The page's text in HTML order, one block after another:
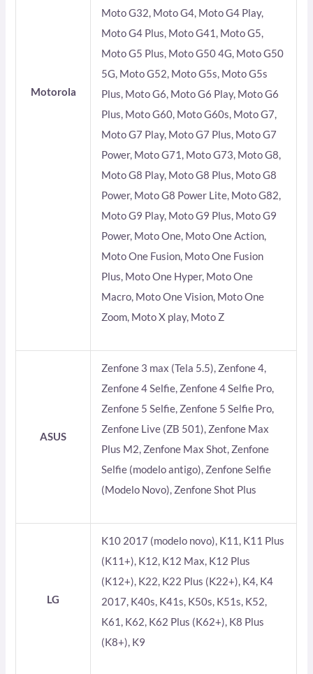
Motorola
Moto G32, Moto G4, Moto G4 Play,
Moto G4 Plus, Moto G41, Moto G5,
Moto G5 Plus, Moto G50 4G, Moto G50
5G, Moto G52, Moto G5s, Moto G5s
Plus, Moto G6, Moto G6 Play, Moto G6
Plus, Moto G60, Moto G60s, Moto G7,
Moto G7 Play, Moto G7 Plus, Moto G7
Power, Moto G71, Moto G73, Moto G8,
Moto G8 Play, Moto G8 Plus, Moto G8
Power, Moto G8 Power Lite, Moto G82,
Moto G9 Play, Moto G9 Plus, Moto G9
Power, Moto One, Moto One Action,
Moto One Fusion, Moto One Fusion
Plus, Moto One Hyper, Moto One
Macro, Moto One Vision, Moto One
Zoom, Moto X play, Moto Z
ASUS
Zenfone 3 max (Tela 5.5), Zenfone 4,
Zenfone 4 Selfie, Zenfone 4 Selfie Pro,
Zenfone 5 Selfie, Zenfone 5 Selfie Pro,
Zenfone Live (ZB 501), Zenfone Max
Plus M2, Zenfone Max Shot, Zenfone
Selfie (modelo antigo), Zenfone Selfie
(Modelo Novo), Zenfone Shot Plus
LG
K10 2017 (modelo novo), K11, K11 Plus
(K11+), K12, K12 Max, K12 Plus
(K12+), K22, K22 Plus (K22+), K4, K4
2017, K40s, K41s, K50s, K51s, K52,
K61, K62, K62 Plus (K62+), K8 Plus
(K8+), K9